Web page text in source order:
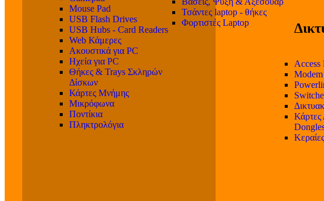
Mouse Pad
USB Flash Drives
USB Hubs - Card Readers
Web Κάμερες
Ακουστικά για PC
Ηχεία για PC
Θήκες & Trays Σκληρών
Δίσκων
Κάρτες Μνήμης
Μικρόφωνα
Ποντίκια
Πληκτρολόγια
Τσάντες laptop - θήκες
Φορτιστές Laptop
Access
Κάρτες